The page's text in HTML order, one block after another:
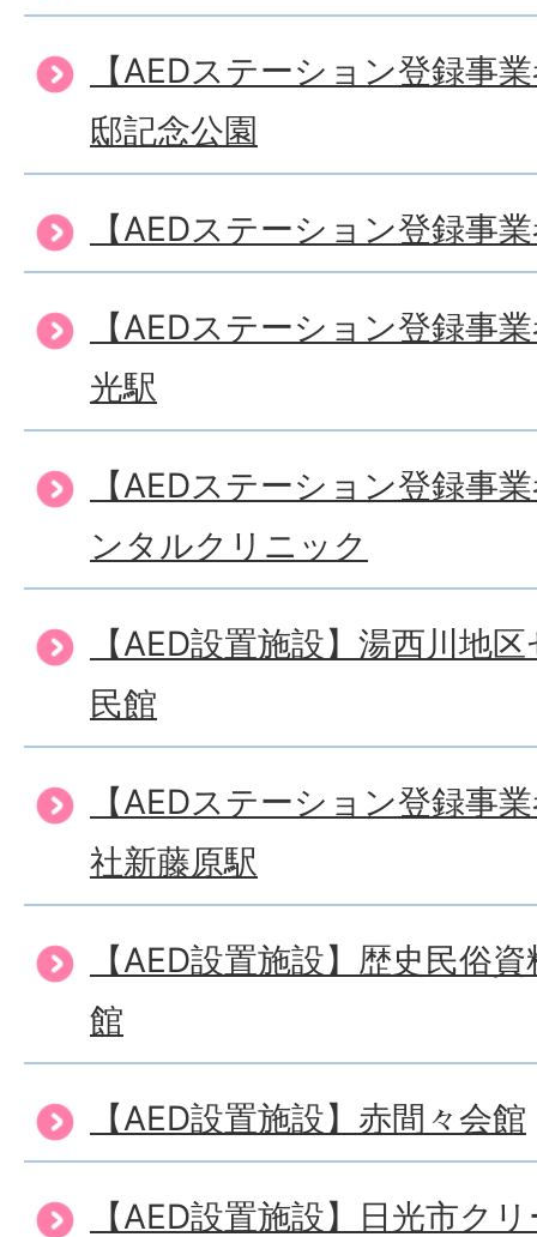
【AEDステーション登録事
邸記念公園
【AEDステーション登録事
【AEDステーション登録事
光駅
【AEDステーション登録事
ンタルクリニック
【AED設置施設】湯西川地
民館
【AEDステーション登録事
社新藤原駅
【AED設置施設】歴史民俗
館
【AED設置施設】赤間々会館
【AED設置施設】日光市ク